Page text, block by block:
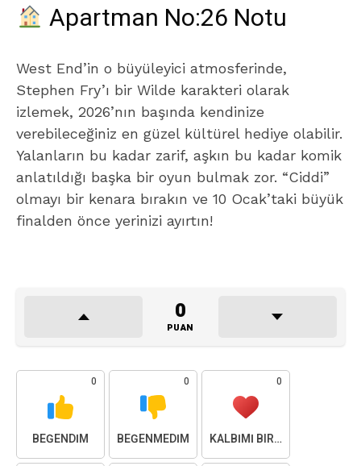
Apartman No:26 Notu
West End’in o büyüleyici atmosferinde,
Stephen Fry’ı bir Wilde karakteri olarak
izlemek, 2026’nın başında kendinize
verebileceğiniz en güzel kültürel hediye olabilir.
Yalanların bu kadar zarif, aşkın bu kadar komik
anlatıldığı başka bir oyun bulmak zor. “Ciddi”
olmayı bir kenara bırakın ve 10 Ocak’taki büyük
finalden önce yerinizi ayırtın!
0
PUAN
0
BEĞENDIM
0
BEĞENMEDIM
0
KALBIMI BIRAKTIM